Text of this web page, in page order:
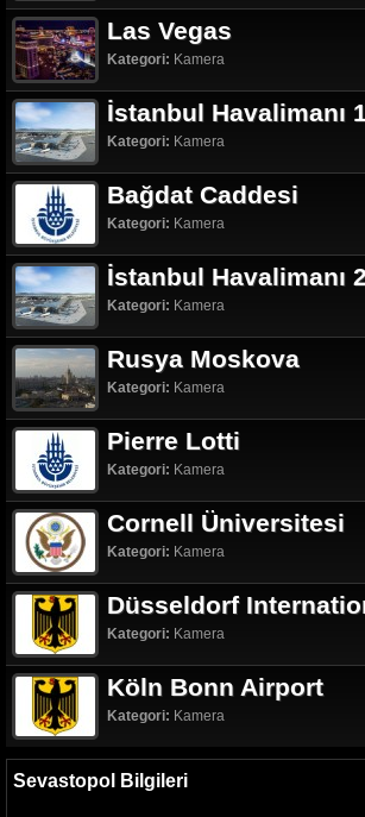
Las Vegas
Kategori: Kamera
İstanbul Havalimanı
Kategori: Kamera
Bağdat Caddesi
Kategori: Kamera
İstanbul Havalimanı
Kategori: Kamera
Rusya Moskova
Kategori: Kamera
Pierre Lotti
Kategori: Kamera
Cornell Üniversitesi
Kategori: Kamera
Düsseldorf
Kategori: Kamera
Köln Bonn Airport
Kategori: Kamera
Sevastopol Bilgileri